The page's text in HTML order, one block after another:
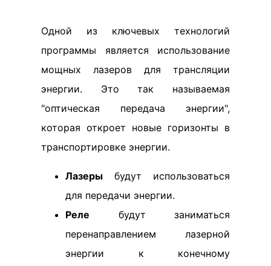
Одной из ключевых технологий
программы является использование
мощных лазеров для трансляции
энергии. Это так называемая
"оптическая передача энергии",
которая откроет новые горизонты в
транспортировке энергии.
Лазеры будут использоваться
для передачи энергии.
Реле будут заниматься
перенаправлением лазерной
энергии к конечному